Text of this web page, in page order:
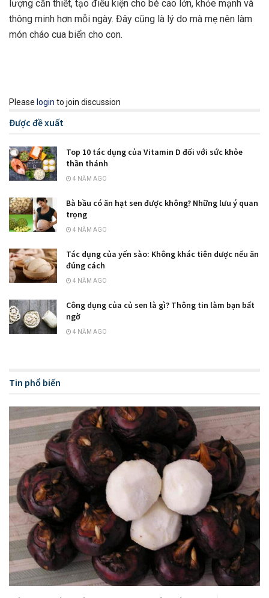
lượng cần thiết, tạo điều kiện cho bé cao lớn, khỏe mạnh và
thông minh hơn mỗi ngày. Đây cũng là lý do mà mẹ nên làm
món cháo cua biển cho con.
Please login to join discussion
Được đề xuất
Top 10 tác dụng của Vitamin D đối với sức khỏe
thần thánh
4 NĂM AGO
Bà bầu có ăn hạt sen được không? Những lưu ý quan
trọng
4 NĂM AGO
Tác dụng của yến sào: Không khác tiên dược nếu ăn
đúng cách
4 NĂM AGO
Công dụng của củ sen là gì? Thông tin làm bạn bất
ngờ
4 NĂM AGO
Tin phổ biến